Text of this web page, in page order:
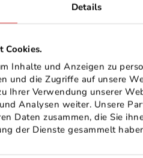
Details
Cookies.
Inhalte und Anzeigen zu
und die Zugriffe auf unsere
Ihrer Verwendung unserer
Analysen weiter. Unsere
Daten zusammen, die Sie
der Dienste gesammelt
DRUCKEREI
FARBEN